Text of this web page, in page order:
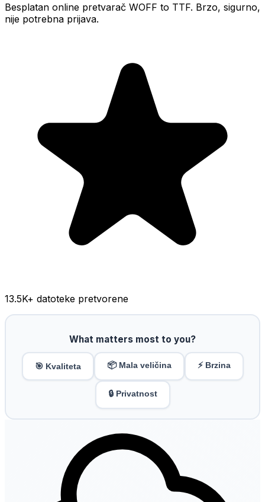
Besplatan online pretvarač WOFF to TTF. Brzo, sigurno,
nije potrebna prijava.
13.5K+ datoteke pretvorene
What matters most to you?
🎯 Kvaliteta 📦 Mala veličina ⚡ Brzina
🔒 Privatnost